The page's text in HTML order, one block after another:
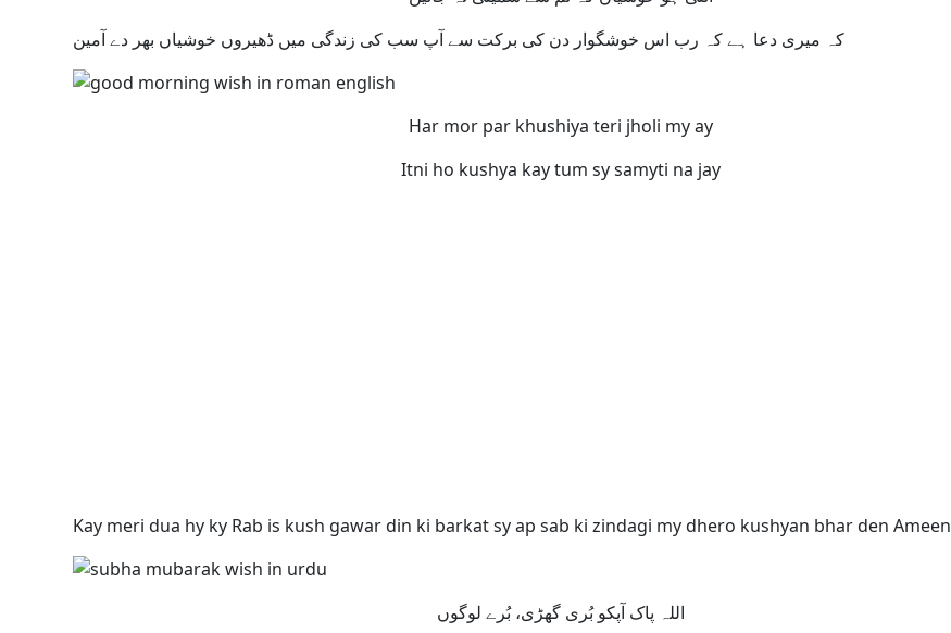
Har mor par khushiya teri jholi my ay
Itni ho kushya kay tum sy samyti na jay
Kay meri dua hy ky Rab is kush gawar din ki barkat sy ap sab ki zindagi my dhero kushyan bhar den Ameen